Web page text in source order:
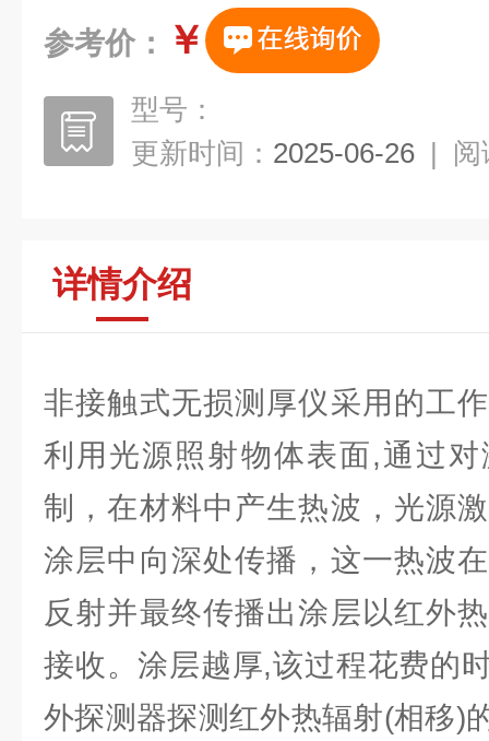
参考价： ￥
型号：
更新时间： 2025-06-26 | 阅
详情介绍
非接触式无损测厚仪采用的工
利用光源照射物体表面,通过
制，在材料中产生热波，光源
涂层中向深处传播，这一热波
反射并最终传播出涂层以红外
接收。涂层越厚,该过程花费的
外探测器探测红外热辐射(相移)